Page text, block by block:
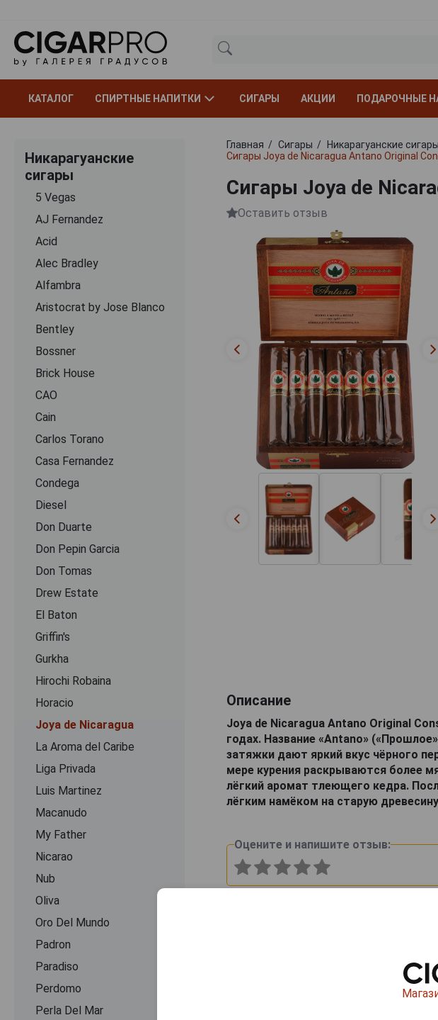
КАТАЛОГ СПИРТНЫЕ НАПИТКИ СИГАРЫ АКЦИИ ПОДАРОЧНЫЕ
Никарагуанские
сигары
5 Vegas
AJ Fernandez
Acid
Alec Bradley
Alfambra
Aristocrat by Jose Blanco
Bentley
Bossner
Brick House
CAO
Cain
Carlos Torano
Casa Fernandez
Condega
Diesel
Don Duarte
Don Pepin Garcia
Don Tomas
Drew Estate
El Baton
Griffin's
Gurkha
Hirochi Robaina
Horacio
Joya de Nicaragua
La Aroma del Caribe
Liga Privada
Luis Martinez
Macanudo
My Father
Nicarao
Nub
Oliva
Oro Del Mundo
Padron
Paradiso
Perdomo
Perla Del Mar
Главная Сигары Никарагуанские сигары
Сигары Joya de Nicaragua Antano Original
Сигары Joya de
Оставить отзыв
Описание
Joya de Nicaragua Antano Original
годах. Название «Antano»
затяжки дают яркий вкус чёрного
мере курения раскрываются более
лёгкий аромат тлеющего кедра.
лёгким намёком на старую
Оцените и напишите отзыв: